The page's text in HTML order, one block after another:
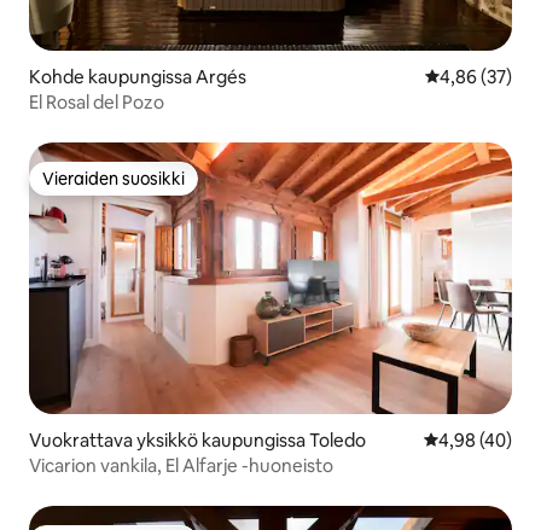
Kohde kaupungissa Argés
4,86 (37)
El Rosal del Pozo
Vieraiden suosikki
Vieraiden suosikki
Vuokrattava yksikkö kaupungissa Toledo
4,98 (40)
Vicarion vankila, El Alfarje -huoneisto